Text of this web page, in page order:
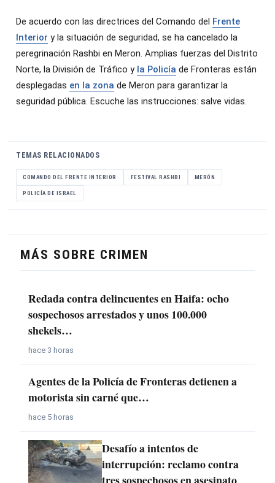
De acuerdo con las directrices del Comando del Frente
Interior y la situación de seguridad, se ha cancelado la
peregrinación Rashbi en Meron. Amplias fuerzas del Distrito
Norte, la División de Tráfico y la Policía de Fronteras están
desplegadas en la zona de Meron para garantizar la
seguridad pública. Escuche las instrucciones: salve vidas.
TEMAS RELACIONADOS
COMANDO DEL FRENTE INTERIOR FESTIVAL RASHBI MERÓN
POLICÍA DE ISRAEL
MÁS SOBRE CRIMEN
Redada contra delincuentes en Haifa: ocho
sospechosos arrestados y unos 100.000
shekels…
hace 3 horas
Agentes de la Policía de Fronteras detienen a
motorista sin carné que…
hace 5 horas
Desafío a intentos de
interrupción: reclamo contra